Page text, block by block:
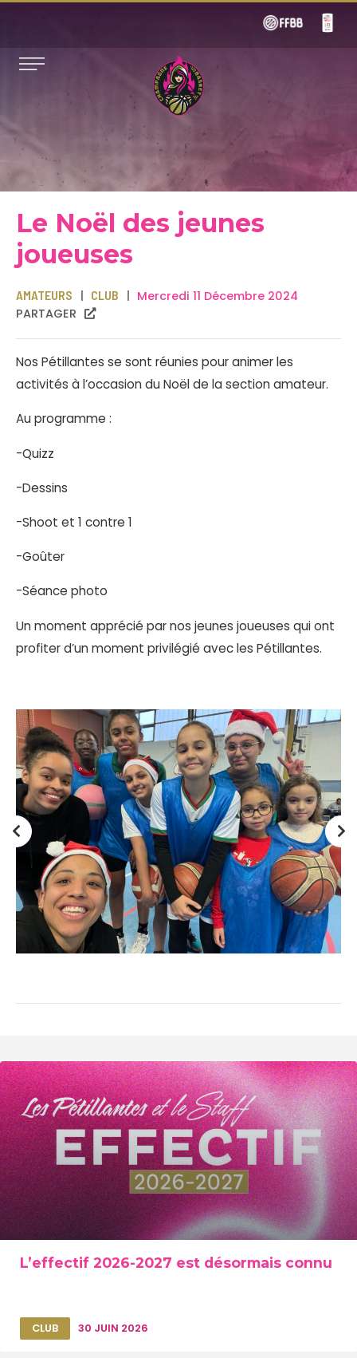
Le Noël des jeunes
joueuses
AMATEURS CLUB
Mercredi 11 Décembre 2024
PARTAGER
Nos Pétillantes se sont réunies pour animer les
activités à l’occasion du Noël de la section amateur.
Au programme :
-Quizz
-Dessins
-Shoot et 1 contre 1
-Goûter
-Séance photo
Un moment apprécié par nos jeunes joueuses qui ont
profiter d’un moment privilégié avec les Pétillantes.
L’effectif 2026-2027 est désormais connu
CLUB 30 JUIN 2026